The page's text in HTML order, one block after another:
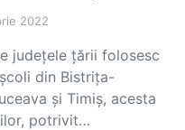
2022
județele țării folosesc
din Bistrița-
și Timiș, acesta
potrivit…